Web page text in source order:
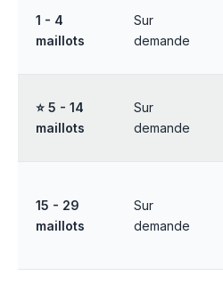
1 - 4
maillots
Sur
demande
⭐ 5 - 14
maillots
Sur
demande
15 - 29
maillots
Sur
demande